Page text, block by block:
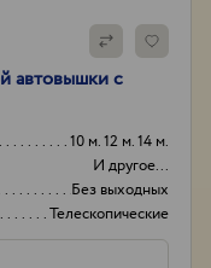
автовышки с
10 м. 12 м. 14 м.
И другое...
Без выходных
Телескопические
17м